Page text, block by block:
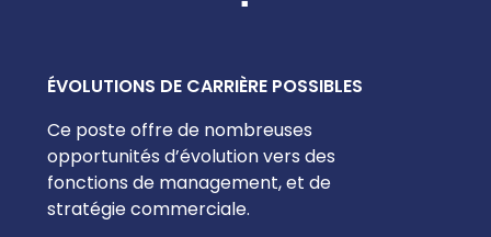
ÉVOLUTIONS DE CARRIÈRE POSSIBLES
Ce poste offre de nombreuses
opportunités d’évolution vers des
fonctions de management, et de
stratégie commerciale.